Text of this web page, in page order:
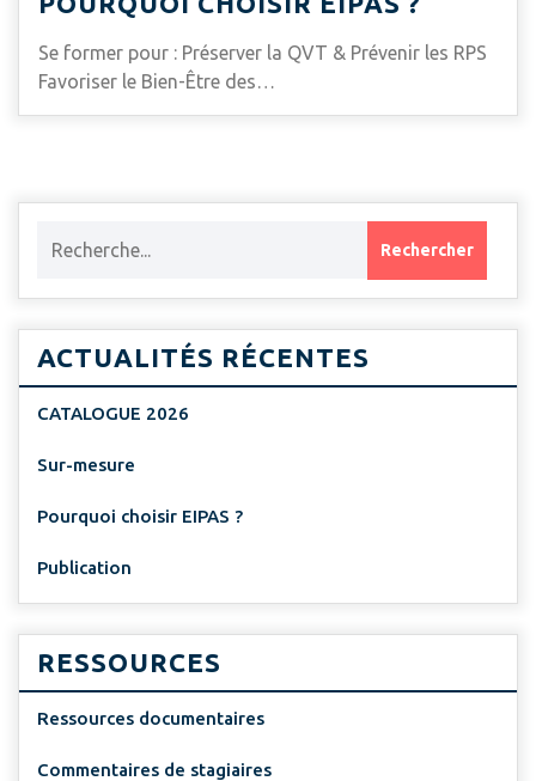
Se former pour : Préserver la QVT & Prévenir les RPS
Favoriser le Bien-Être des…
ACTUALITÉS RÉCENTES
CATALOGUE 2026
Sur-mesure
Pourquoi choisir EIPAS ?
Publication
RESSOURCES
Ressources documentaires
Commentaires de stagiaires